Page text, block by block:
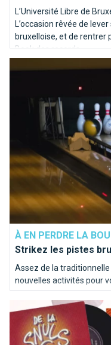
L’Université Libre de
L’occasion rêvée de
bruxelloise, et de rentrer
Book des records.
À EN PERDRE LA
Strikez les pistes
Assez de la
nouvelles activités pour
programmez-vous une
sélectionné pour vous
Une partie de bowling
Top 10 des chansons